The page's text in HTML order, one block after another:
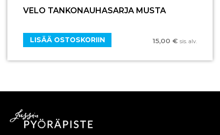
VELO TANKONAUHASARJA MUSTA
15,00 € sis. alv.
LISÄÄ OSTOSKORIIN